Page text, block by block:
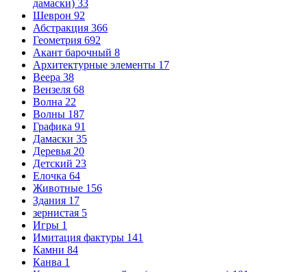
дамаски) 33
Шеврон 92
Абстракция 366
Геометрия 692
Акант барочный 8
Архитектурные элементы 17
Веера 38
Вензеля 68
Волна 22
Волны 187
Графика 91
Дамаски 35
Деревья 20
Детский 23
Елочка 64
Животные 156
Здания 17
зернистая 5
Игры 1
Имитация фактуры 141
Камни 84
Канва 1